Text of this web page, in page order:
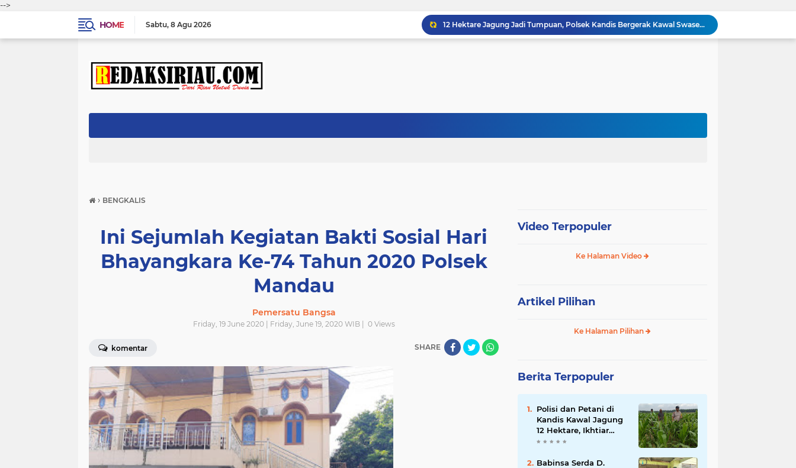
-->
HOME
Sabtu 8 Agu 2026
12 Hektare Jagung Jadi Tumpuan, Polsek Kandis Bergerak Kawal Swasembada Pangan
Babinsa Koramil 05/ Pwk Kandis, Patroli Pengamanan Line Pipa PHR dan Komsos Tentang SKK Migas
Babinsa Sertu Edy Simanjuntak Bergotong Royong Dalam Perbaikan Jalan Warga di Kampung Kandis
› BENGKALIS
Ini Sejumlah Kegiatan Bakti Sosial Hari
Bhayangkara Ke-74 Tahun 2020 Polsek
Mandau
Pemersatu Bangsa
Friday, 19 June 2020 | Friday, June 19, 2020 WIB | 0Views
komentar SHARE
Video Terpopuler
Ke Halaman Video
Artikel Pilihan
Ke Halaman Pilihan
Berita Terpopuler
Polisi dan Petani di
Kandis Kawal Jagung
12 Hektare, Ikhtiar
Menjaga Ketahanan
Babinsa Serda D.